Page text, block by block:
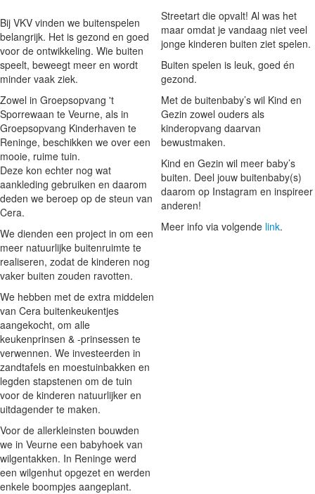
Bij VKV vinden we buitenspelen
belangrijk. Het is gezond en goed
voor de ontwikkeling. Wie buiten
speelt, beweegt meer en wordt
minder vaak ziek.
Zowel in Groepsopvang 't
Sporrewaan te Veurne, als in
Groepsopvang Kinderhaven te
Reninge, beschikken we over een
mooie, ruime tuin.
Deze kon echter nog wat
aankleding gebruiken en daarom
deden we beroep op de steun van
Cera.
We dienden een project in om een
meer natuurlijke buitenruimte te
realiseren, zodat de kinderen nog
vaker buiten zouden ravotten.
We hebben met de extra middelen
van Cera buitenkeukentjes
aangekocht, om alle
keukenprinsen & -prinsessen te
verwennen. We investeerden in
zandtafels en moestuinbakken en
legden stapstenen om de tuin
voor de kinderen natuurlijker en
uitdagender te maken.
Voor de allerkleinsten bouwden
we in Veurne een babyhoek van
wilgentakken. In Reninge werd
een wilgenhut opgezet en werden
enkele boompjes aangeplant.
Streetart die opvalt! Al was het
maar omdat je vandaag niet veel
jonge kinderen buiten ziet spelen.
Buiten spelen is leuk, goed én
gezond.
Met de buitenbaby’s wil Kind en
Gezin zowel ouders als
kinderopvang daarvan
bewustmaken.
Kind en Gezin wil meer baby’s
buiten. Deel jouw buitenbaby(s)
daarom op Instagram en inspireer
anderen!
Meer info via volgende link.